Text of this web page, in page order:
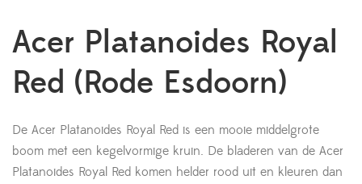
Acer Platanoides Royal
Red (Rode Esdoorn)
De Acer Platanoides Royal Red is een mooie middelgrote
boom met een kegelvormige kruin. De bladeren van de Acer
Platanoides Royal Red komen helder rood uit en kleuren dan